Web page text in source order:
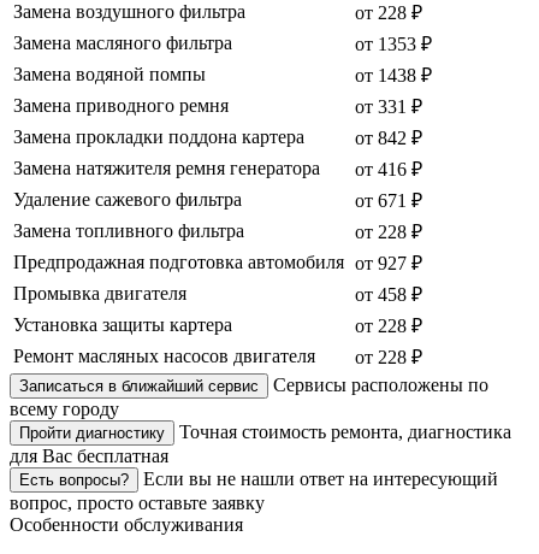
Замена воздушного фильтра
от 228 ₽
Замена масляного фильтра
от 1353 ₽
Замена водяной помпы
от 1438 ₽
Замена приводного ремня
от 331 ₽
Замена прокладки поддона картера
от 842 ₽
Замена натяжителя ремня генератора
от 416 ₽
Удаление сажевого фильтра
от 671 ₽
Замена топливного фильтра
от 228 ₽
Предпродажная подготовка автомобиля от 927 ₽
Промывка двигателя
от 458 ₽
Установка защиты картера
от 228 ₽
Ремонт масляных насосов двигателя
от 228 ₽
Записаться в ближайший сервис
Сервисы расположены по
всему городу
Пройти диагностику
Точная стоимость ремонта, диагностика
для Вас бесплатная
Есть вопросы?
Если вы не нашли ответ на интересующий
вопрос, просто оставьте заявку
Особенности обслуживания